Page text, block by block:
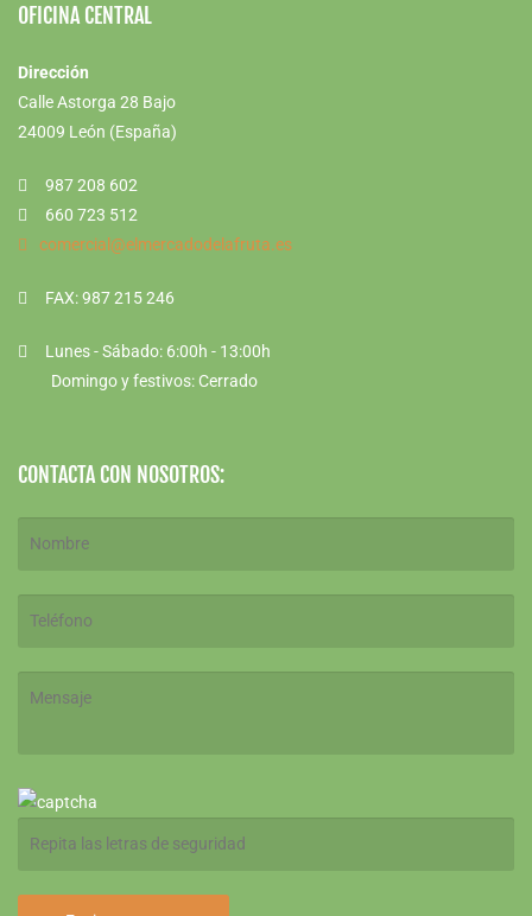
OFICINA CENTRAL
Dirección
Calle Astorga 28 Bajo
24009 León (España)
987 208 602
660 723 512
comercial@elmercadodelafruta.es
FAX: 987 215 246
Lunes - Sábado: 6:00h - 13:00h
Domingo y festivos: Cerrado
CONTACTA CON NOSOTROS: